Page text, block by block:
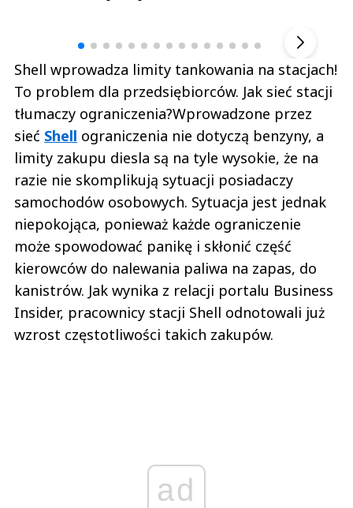
Shell wprowadza limity tankowania na stacjach!
To problem dla przedsiębiorców. Jak sieć stacji
tłumaczy ograniczenia?Wprowadzone przez
sieć Shell ograniczenia nie dotyczą benzyny, a
limity zakupu diesla są na tyle wysokie, że na
razie nie skomplikują sytuacji posiadaczy
samochodów osobowych. Sytuacja jest jednak
niepokojąca, ponieważ każde ograniczenie
może spowodować panikę i skłonić część
kierowców do nalewania paliwa na zapas, do
kanistrów. Jak wynika z relacji portalu Business
Insider, pracownicy stacji Shell odnotowali już
wzrost częstotliwości takich zakupów.
ad